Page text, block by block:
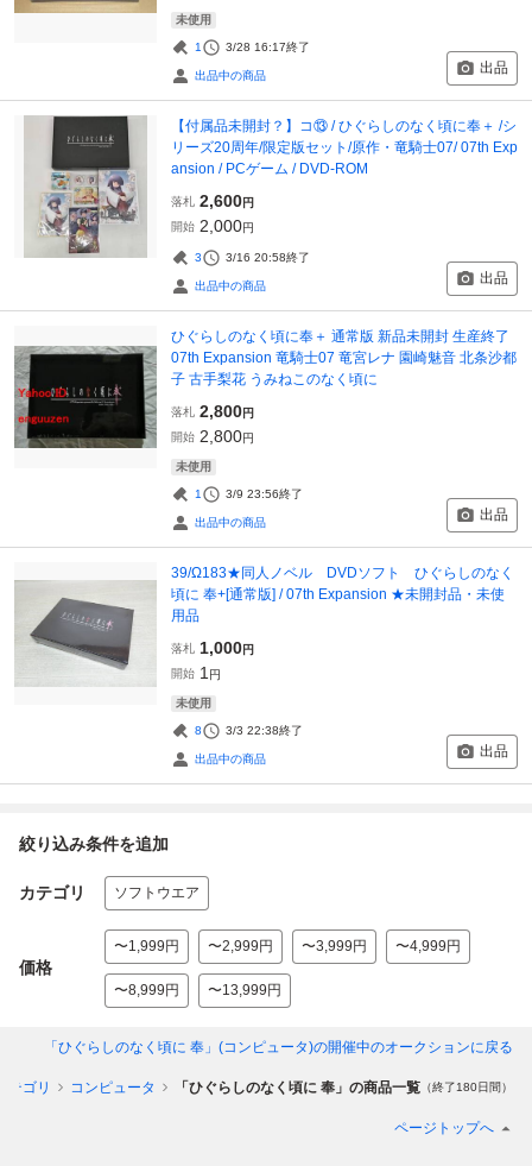
未使用
1 3/28 16:17終了
出品中の商品 出品
【付属品未開封？】コ⑬ / ひぐらしのなく頃に奉＋ /シ
リーズ20周年/限定版セット/原作・竜騎士07/ 07th Exp
ansion / PCゲーム / DVD-ROM
落札 2,600円
開始 2,000円
3 3/16 20:58終了
出品中の商品 出品
ひぐらしのなく頃に奉＋ 通常版 新品未開封 生産終了
07th Expansion 竜騎士07 竜宮レナ 園崎魅音 北条沙都
子 古手梨花 うみねこのなく頃に
落札 2,800円
開始 2,800円
未使用
1 3/9 23:56終了
出品中の商品 出品
39/Ω183★同人ノベル DVDソフト ひぐらしのなく
頃に 奉+[通常版] / 07th Expansion ★未開封品・未使
用品
落札 1,000円
開始 1 円
未使用
8 3/3 22:38終了
出品中の商品 出品
絞り込み条件を追加
カテゴリ ソフトウエア
価格
〜1,999円 〜2,999円 〜3,999円 〜4,999円
〜8,999円 〜13,999円
「ひぐらしのなく頃に 奉」(コンピュータ)の開催中のオークションに戻る
テゴリ コンピュータ 「ひぐらしのなく頃に 奉」の商品一覧 （終了180日間）
ページトップへ